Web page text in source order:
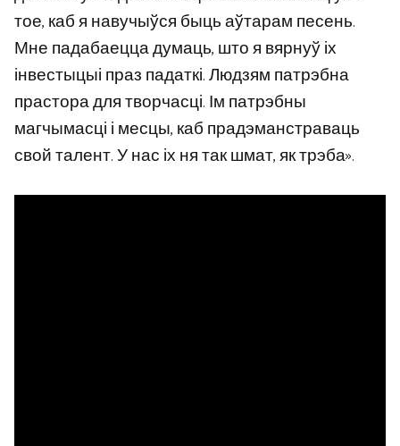
тое, каб я навучыўся быць аўтарам песень.
Мне падабаецца думаць, што я вярнуў іх
інвестыцыі праз падаткі. Людзям патрэбна
прастора для творчасці. Ім патрэбны
магчымасці і месцы, каб прадэманстраваць
свой талент. У нас іх ня так шмат, як трэба».